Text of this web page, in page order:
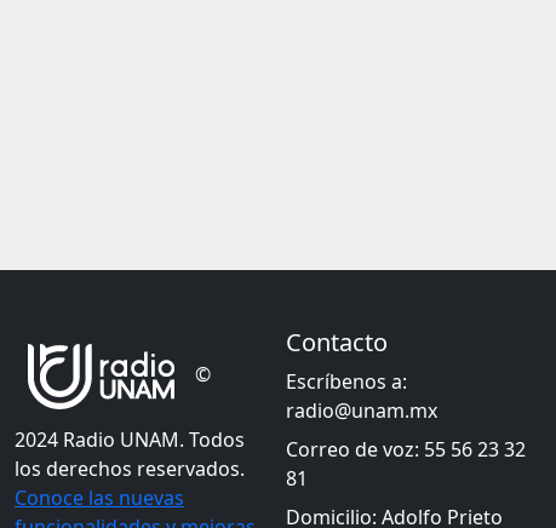
©
2024 Radio UNAM. Todos
los derechos reservados.
Conoce las nuevas
Contacto
Escríbenos a:
radio@unam.mx
Correo de voz: 55 56 23 32
81
Domicilio: Adolfo Prieto